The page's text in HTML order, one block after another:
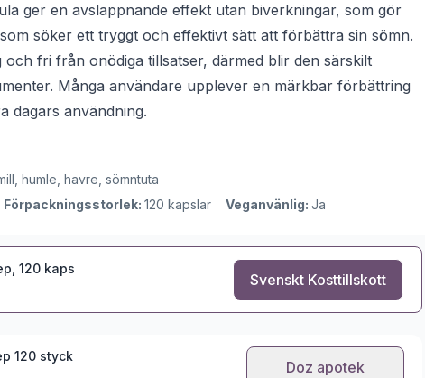
ger en avslappnande effekt utan biverkningar, som gör
söker ett tryggt och effektivt sätt att förbättra sin sömn.
fri från onödiga tillsatser, därmed blir den särskilt
Många användare upplever en märkbar förbättring
dagars användning.
humle, havre, sömntuta
Förpackningsstorlek: 120 kapslar Veganvänlig: Ja
120 kaps
Svenskt Kosttillskott
120 styck
Doz apotek